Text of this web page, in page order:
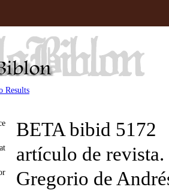
Results
BETA bibid 5172
artículo de
Gregorio de